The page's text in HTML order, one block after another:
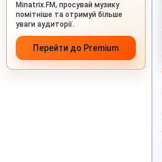
Minatrix.FM, просувай музику
помітніше та отримуй більше
уваги аудиторії.
Перейти до Premium